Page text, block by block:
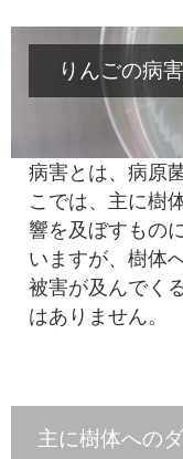
りんごの病害
病害とは、病原
こでは、主に樹
響を及ぼすもの
いますが、樹体
被害が及んでく
はありません。
主に樹体への